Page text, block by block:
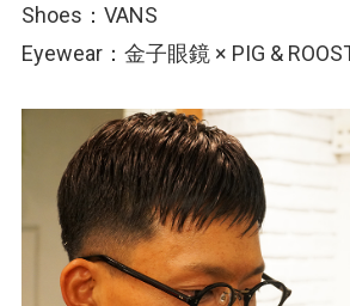
Shoes：VANS
Eyewear：金子眼鏡 × PIG &